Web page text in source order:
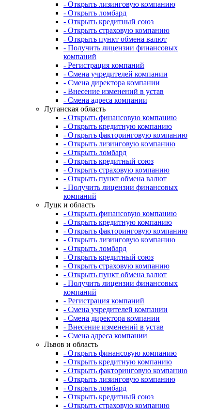
- Открыть лизинговую компанию
- Открыть ломбард
- Открыть кредитный союз
- Открыть страховую компанию
- Открыть пункт обмена валют
- Получить лицензии финансовых
компаний
- Регистрация компаний
- Смена учредителей компании
- Смена директора компании
- Внесение изменений в устав
- Смена адреса компании
Луганская область
- Открыть финансовую компанию
- Открыть кредитную компанию
- Открыть факторинговую компанию
- Открыть лизинговую компанию
- Открыть ломбард
- Открыть кредитный союз
- Открыть страховую компанию
- Открыть пункт обмена валют
- Получить лицензии финансовых
компаний
Луцк и область
- Открыть финансовую компанию
- Открыть кредитную компанию
- Открыть факторинговую компанию
- Открыть лизинговую компанию
- Открыть ломбард
- Открыть кредитный союз
- Открыть страховую компанию
- Открыть пункт обмена валют
- Получить лицензии финансовых
компаний
- Регистрация компаний
- Смена учредителей компании
- Смена директора компании
- Внесение изменений в устав
- Смена адреса компании
Львов и область
- Открыть финансовую компанию
- Открыть кредитную компанию
- Открыть факторинговую компанию
- Открыть лизинговую компанию
- Открыть ломбард
- Открыть кредитный союз
- Открыть страховую компанию